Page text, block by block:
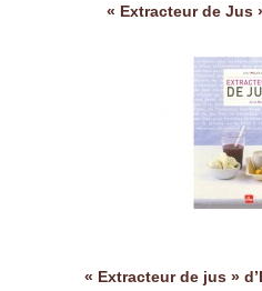
« Extracteur de Jus
« Extracteur de jus »